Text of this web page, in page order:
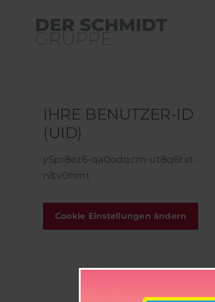
springen
IHRE BENUTZER-ID
(UID)
y5pr8ez6-qa0odqcm-ut8q6txt-
nltv0hmt
Cookie Einstellungen ändern